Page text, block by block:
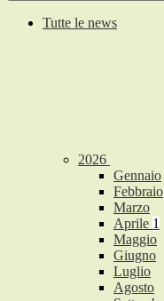
Tutte le news
2026
Gennaio
Febbraio
Marzo
Aprile 1
Maggio
Giugno
Luglio
Agosto